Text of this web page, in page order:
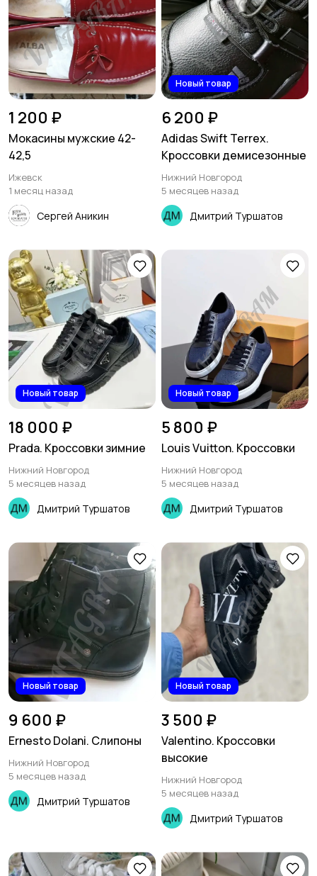
1 200 ₽
Мокасины мужские 42-
42,5
Ижевск
1 месяц назад
Сергей Аникин
Новый товар
6 200 ₽
Adidas Swift Terrex.
Кроссовки демисезонные
Нижний Новгород
5 месяцев назад
Дмитрий Туршатов
Новый товар
18 000 ₽
Prada. Кроссовки зимние
Нижний Новгород
5 месяцев назад
Дмитрий Туршатов
Новый товар
5 800 ₽
Louis Vuitton. Кроссовки
Нижний Новгород
5 месяцев назад
Дмитрий Туршатов
Новый товар
9 600 ₽
Ernesto Dolani. Слипоны
Нижний Новгород
5 месяцев назад
Дмитрий Туршатов
Новый товар
3 500 ₽
Valentino. Кроссовки
высокие
Нижний Новгород
5 месяцев назад
Дмитрий Туршатов